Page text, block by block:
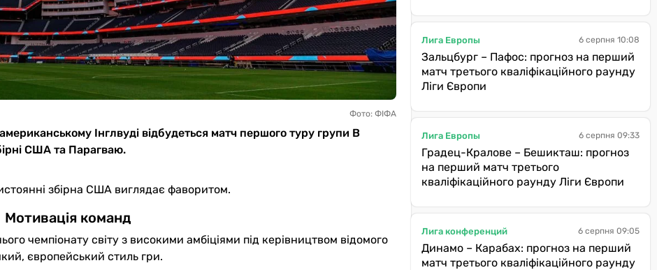
Фото: ФІФА
Інглвуді відбудеться матч першого туру групи В
США та Парагваю.
збірна США виглядає фаворитом.
Мотивація команд
чемпіонату світу з високими амбіціями під керівництвом відомого
європейський стиль гри.
Лига Европы 6 серпня 10:08
Зальцбург – Пафос: прогноз на перший
матч третього кваліфікаційного раунду
Ліги Європи
Лига Европы 6 серпня 09:33
Градец-Кралове – Бешикташ: прогноз
на перший матч третього
кваліфікаційного раунду Ліги Європи
Лига конференций 6 серпня 09:05
Динамо – Карабах: прогноз на перший
матч третього кваліфікаційного раунду